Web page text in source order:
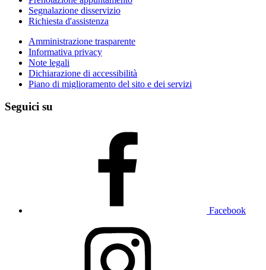
Segnalazione disservizio
Richiesta d'assistenza
Amministrazione trasparente
Informativa privacy
Note legali
Dichiarazione di accessibilità
Piano di miglioramento del sito e dei servizi
Seguici su
Facebook